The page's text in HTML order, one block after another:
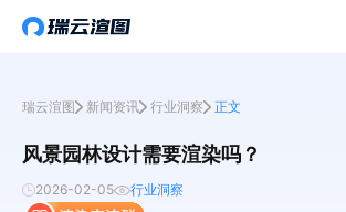
瑞云渲图 新闻资讯 行业洞察 正文
风景园林设计需要渲染吗？
2026-02-05 行业洞察